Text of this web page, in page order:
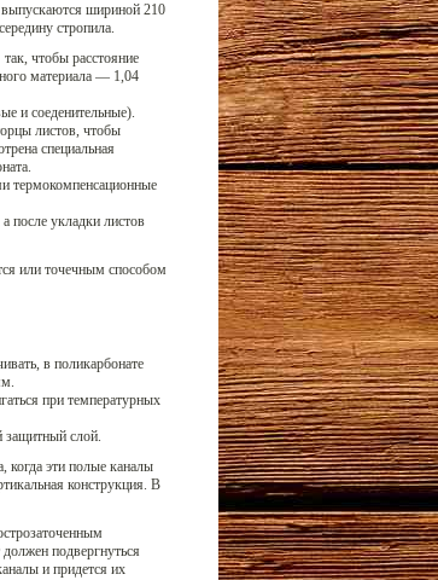
выпускаются шириной 210
стропила.
чтобы расстояние
материала — 1,04
и соеденительные).
листов, чтобы
специальная
термокомпенсационные
после укладки листов
или точечным способом
в поликарбонате
при температурных
защитный слой.
когда эти полые каналы
конструкция. В
подвергнуться
и придется их